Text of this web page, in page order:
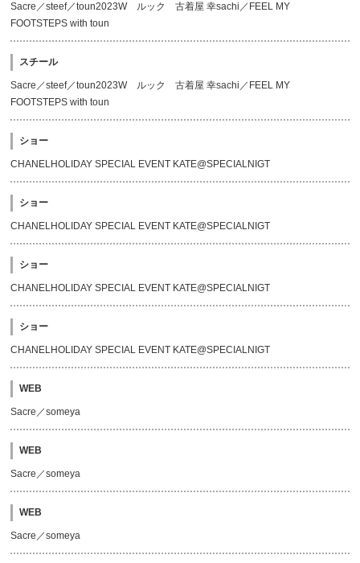
Sacre／steef／toun2023W ルック 古着屋 幸sachi／FEEL MY
FOOTSTEPS with toun
スチール
Sacre／steef／toun2023W ルック 古着屋 幸sachi／FEEL MY
FOOTSTEPS with toun
ショー
CHANELHOLIDAY SPECIAL EVENT KATE@SPECIALNIGT
ショー
CHANELHOLIDAY SPECIAL EVENT KATE@SPECIALNIGT
ショー
CHANELHOLIDAY SPECIAL EVENT KATE@SPECIALNIGT
ショー
CHANELHOLIDAY SPECIAL EVENT KATE@SPECIALNIGT
WEB
Sacre／someya
WEB
Sacre／someya
WEB
Sacre／someya